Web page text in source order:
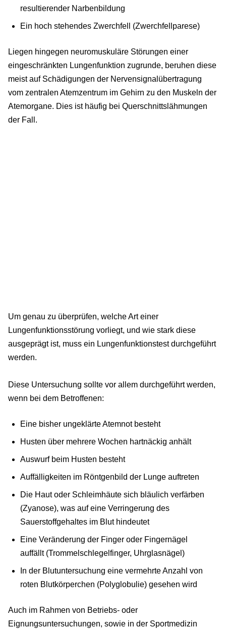
resultierender Narbenbildung
Ein hoch stehendes Zwerchfell (Zwerchfellparese)
Liegen hingegen neuromuskuläre Störungen einer
eingeschränkten Lungenfunktion zugrunde, beruhen diese
meist auf Schädigungen der Nervensignalübertragung
vom zentralen Atemzentrum im Gehirn zu den Muskeln der
Atemorgane. Dies ist häufig bei Querschnittslähmungen
der Fall.
Um genau zu überprüfen, welche Art einer
Lungenfunktionsstörung vorliegt, und wie stark diese
ausgeprägt ist, muss ein Lungenfunktionstest durchgeführt
werden.
Diese Untersuchung sollte vor allem durchgeführt werden,
wenn bei dem Betroffenen:
Eine bisher ungeklärte Atemnot besteht
Husten über mehrere Wochen hartnäckig anhält
Auswurf beim Husten besteht
Auffälligkeiten im Röntgenbild der Lunge auftreten
Die Haut oder Schleimhäute sich bläulich verfärben
(Zyanose), was auf eine Verringerung des
Sauerstoffgehaltes im Blut hindeutet
Eine Veränderung der Finger oder Fingernägel
auffällt (Trommelschlegelfinger, Uhrglasnägel)
In der Blutuntersuchung eine vermehrte Anzahl von
roten Blutkörperchen (Polyglobulie) gesehen wird
Auch im Rahmen von Betriebs- oder
Eignungsuntersuchungen, sowie in der Sportmedizin